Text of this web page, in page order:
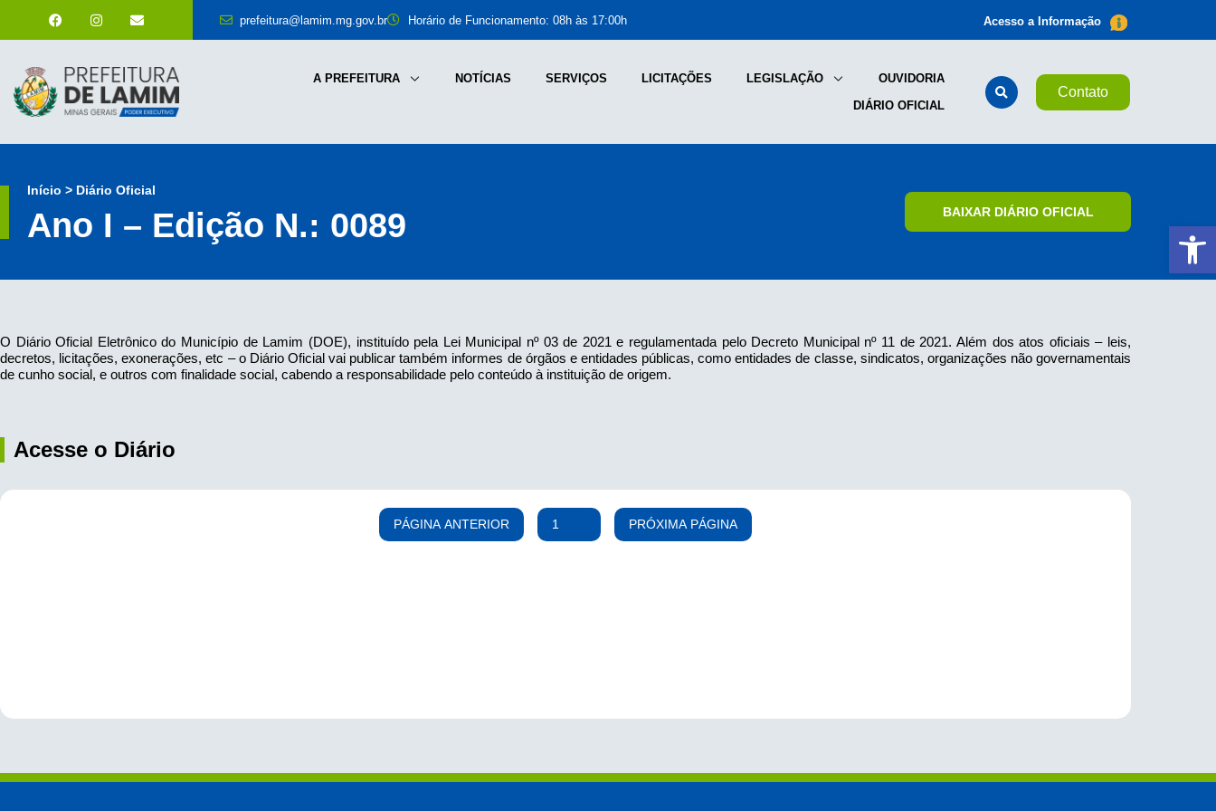
prefeitura@lamim.mg.gov.br Horário de Funcionamento: 08h às 17:00h Acesso a Informação
A PREFEITURA NOTÍCIAS SERVIÇOS LICITAÇÕES LEGISLAÇÃO
OUVIDORIA
DIÁRIO OFICIAL
Contato
Início > Diário Oficial
Ano I – Edição N.: 0089 BAIXAR DIÁRIO OFICIAL
O Diário Oficial Eletrônico do Município de Lamim (DOE), instituído pela Lei Municipal nº 03 de 2021 e regulamentada pelo Decreto Municipal nº 11 de 2021. Além dos atos oficiais – leis,
decretos, licitações, exonerações, etc – o Diário Oficial vai publicar também informes de órgãos e entidades públicas, como entidades de classe, sindicatos, organizações não governamentais
de cunho social, e outros com finalidade social, cabendo a responsabilidade pelo conteúdo à instituição de origem.
Acesse o Diário
PÁGINA ANTERIOR PRÓXIMA PÁGINA